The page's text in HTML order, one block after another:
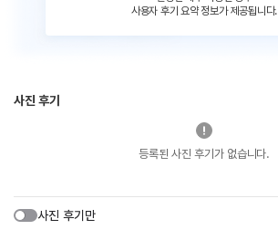
사용자 후기 요약 정보가 제공됩니다.
사진 후기
등록된 사진 후기가 없습니다.
사진 후기만